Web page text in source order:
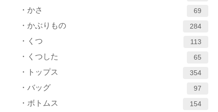
かさ 69
かぶりもの 284
くつ 113
くつした 65
トップス 354
バッグ 97
ボトムス 154